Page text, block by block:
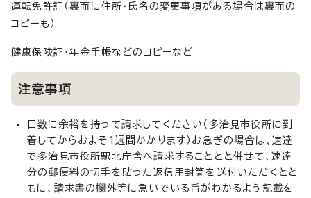
運転免許証（裏面に住所・氏名の変更事項がある場合は裏面の
コピーも）
健康保険証・年金手帳などのコピーなど
注意事項
日数に余裕を持って請求してください（多治見市役所に到
着してからおよそ1週間かかります）お急ぎの場合は、速達
で多治見市役所駅北庁舎へ請求することとと併せて、速達
分の郵便料の切手を貼った返信用封筒を送付いただくとと
もに、請求書の欄外等に急いでいる旨がわかるよう記載を